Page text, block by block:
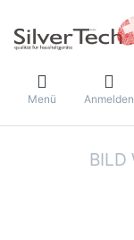
Menü Anmelden